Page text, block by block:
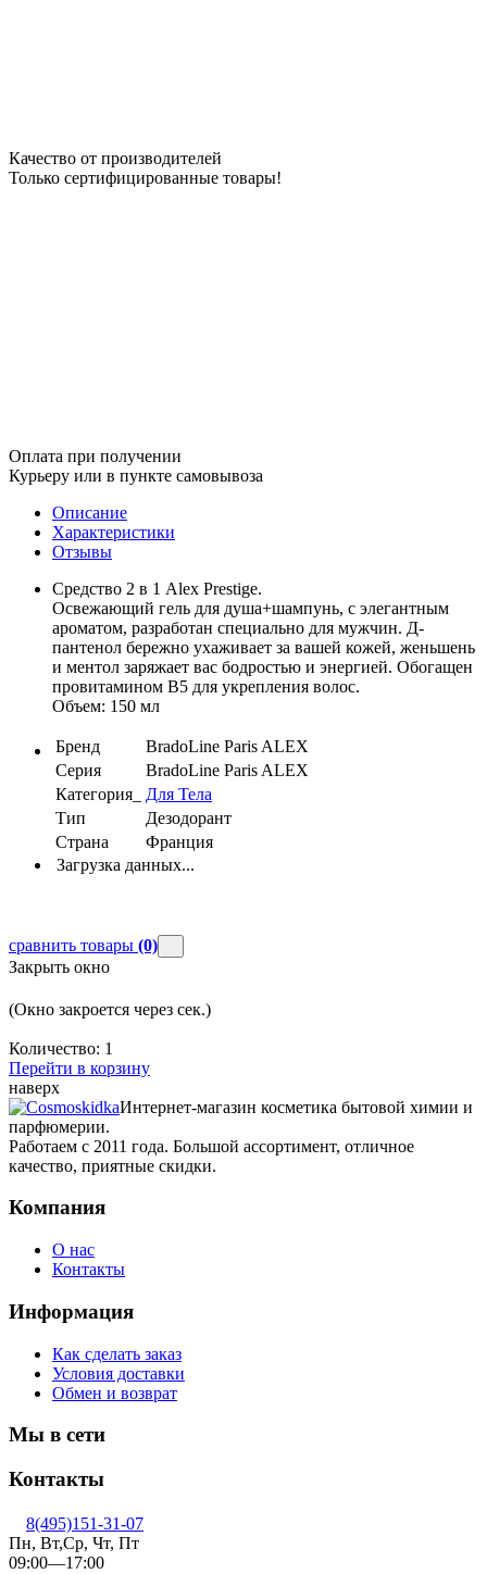
Качество от производителей
Только сертифицированные товары!
Оплата при получении
Курьеру или в пункте самовывоза
Описание
Характеристики
Отзывы
Средство 2 в 1 Alex Prestige.
Освежающий гель для душа+шампунь, с элегантным
ароматом, разработан специально для мужчин. Д-
пантенол бережно ухаживает за вашей кожей, женьшень
и ментол заряжает вас бодростью и энергией. Обогащен
провитамином В5 для укрепления волос.
Объем: 150 мл
Бренд
BradoLine Paris ALEX
Серия
BradoLine Paris ALEX
Категория_
Для Тела
Тип
Дезодорант
Страна
Франция
Загрузка данных...
сравнить товары (0)
Закрыть окно
(Окно закроется через сек.)
Количество: 1
Перейти в корзину
наверх
Интернет-магазин косметика бытовой химии и
парфюмерии.
Работаем с 2011 года. Большой ассортимент, отличное
качество, приятные скидки.
Компания
О нас
Контакты
Информация
Как сделать заказ
Условия доставки
Обмен и возврат
Мы в сети
Контакты
8(495)151-31-07
Пн, Вт,Ср, Чт, Пт
09:00—17:00